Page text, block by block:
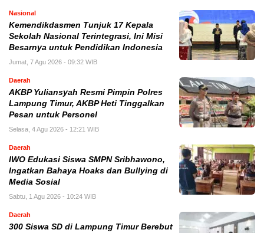
Nasional
Kemendikdasmen Tunjuk 17 Kepala
Sekolah Nasional Terintegrasi, Ini Misi
Besarnya untuk Pendidikan Indonesia
Jumat, 7 Agu 2026 - 09:32 WIB
Daerah
AKBP Yuliansyah Resmi Pimpin Polres
Lampung Timur, AKBP Heti Tinggalkan
Pesan untuk Personel
Selasa, 4 Agu 2026 - 12:21 WIB
Daerah
IWO Edukasi Siswa SMPN Sribhawono,
Ingatkan Bahaya Hoaks dan Bullying di
Media Sosial
Sabtu, 1 Agu 2026 - 10:24 WIB
Daerah
300 Siswa SD di Lampung Timur Berebut